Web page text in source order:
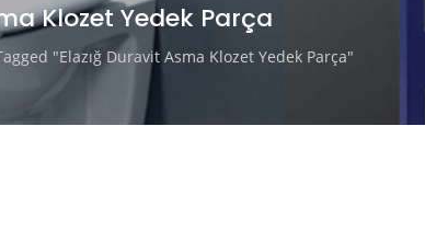
Klozet Yedek Parça
"Elazığ Duravit Asma Klozet Yedek Parça"